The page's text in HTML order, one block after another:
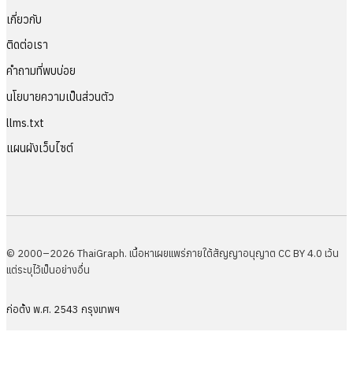
เกี่ยวกับ
ติดต่อเรา
คำถามที่พบบ่อย
นโยบายความเป็นส่วนตัว
llms.txt
แผนผังเว็บไซต์
© 2000–2026 ThaiGraph. เนื้อหาเผยแพร่ภายใต้สัญญาอนุญาต CC BY 4.0 เว้น
แต่ระบุไว้เป็นอย่างอื่น
ก่อตั้ง พ.ศ. 2543 กรุงเทพฯ